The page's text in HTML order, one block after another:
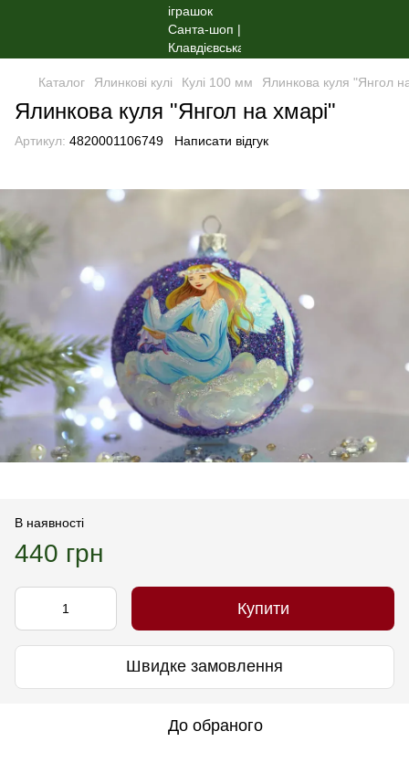
Каталог Ялинкові кулі Кулі 100 мм Ялинкова куля "Янгол
Ялинкова куля "Янгол на хмарі"
Артикул: 4820001106749 Написати відгук
В наявності
440 грн
Купити
Швидке замовлення
До обраного